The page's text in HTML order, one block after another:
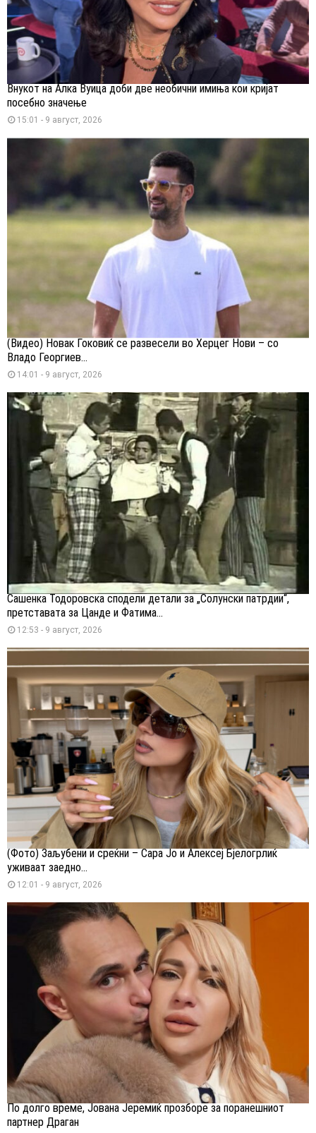
Внукот на Алка Вуица доби две необични имиња кои кријат
посебно значење
15:01 - 9 август, 2026
(Видео) Новак Ѓоковиќ се развесели во Херцег Нови – со
Владо Георгиев...
14:01 - 9 август, 2026
Сашенка Тодоровска сподели детали за „Солунски патрдии“,
претставата за Цанде и Фатима...
12:53 - 9 август, 2026
(Фото) Заљубени и среќни – Сара Јо и Алексеј Бјелогрлиќ
уживаат заедно...
12:01 - 9 август, 2026
По долго време, Јована Јеремиќ прозборе за поранешниот
партнер Драган